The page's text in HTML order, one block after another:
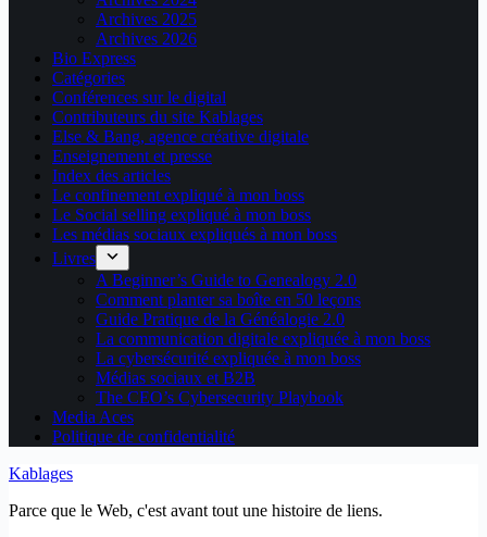
Archives 2025
Archives 2026
Bio Express
Catégories
Conférences sur le digital
Contributeurs du site Kablages
Else & Bang, agence créative digitale
Enseignement et presse
Index des articles
Le confinement expliqué à mon boss
Le Social selling expliqué à mon boss
Les médias sociaux expliqués à mon boss
Livres
A Beginner’s Guide to Genealogy 2.0
Comment planter sa boîte en 50 leçons
Guide Pratique de la Généalogie 2.0
La communication digitale expliquée à mon boss
La cybersécurité expliquée à mon boss
Médias sociaux et B2B
The CEO’s Cybersecurity Playbook
Media Aces
Politique de confidentialité
Kablages
Parce que le Web, c'est avant tout une histoire de liens.